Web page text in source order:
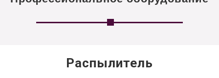
Распылитель